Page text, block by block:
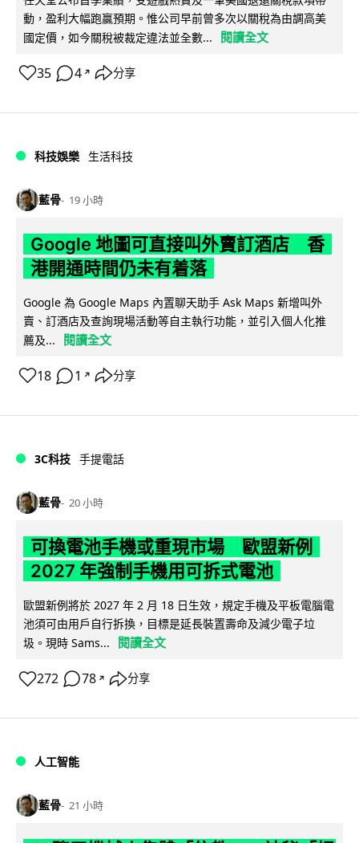
動，盈利大幅跑贏預期。惟公司早前曾多次以關稅為由調高美
國定價，如今關稅被裁定違法並全數...
閱讀全文
35 4 ↗ 分享
科技娛樂 生活科技
藍骨 19 小時
Google 地圖可直接叫外賣訂酒店 香
港開通時間仍未有着落
Google 為 Google Maps 內置聊天助手 Ask Maps 新增叫外
賣、訂酒店及查詢現場活動等自主執行功能，並引入個人化推
薦及...
閱讀全文
18 1 ↗ 分享
3C科技 手提電話
藍骨 20 小時
可換電池手機或重現市場 歐盟新例
2027 年強制手機用可拆式電池
歐盟新例將於 2027 年 2 月 18 日生效，規定手機及平板電腦電
池須可由用戶自行拆換，目標是延長裝置壽命及減少電子垃
圾。現時 Sams...
閱讀全文
272 78 ↗ 分享
人工智能
藍骨 21 小時